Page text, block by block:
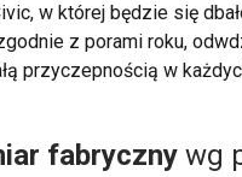
w której będzie się
z porami roku,
przyczepnością w
fabrycznywg